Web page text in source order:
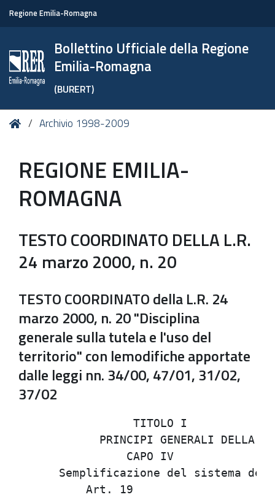
Regione Emilia-Romagna
Bollettino Ufficiale della Regione
Emilia-Romagna
(BURERT)
Tu HomeArchivio 1998-2009
REGIONE EMILIA-
ROMAGNA
TESTO COORDINATO DELLA L.R.
24 marzo 2000, n. 20
TESTO COORDINATO della L.R. 24
marzo 2000, n. 20 "Disciplina
generale sulla tutela e l'uso del
territorio" con lemodifiche apportate
dalle leggi nn. 34/00, 47/01, 31/02,
37/02
PRINCIPI
Semplificazione